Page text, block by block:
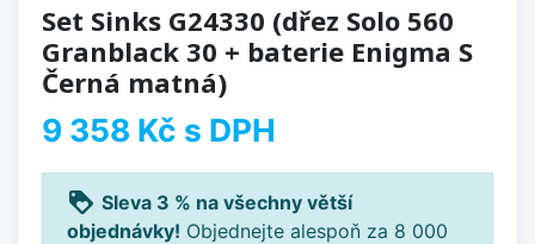
Set Sinks G24330 (dřez Solo 560
Granblack 30 + baterie Enigma S
Černá matná)
9 358 Kč s DPH
loyalty Sleva 3 % na všechny větší
objednávky! Objednejte alespoň za 8 000